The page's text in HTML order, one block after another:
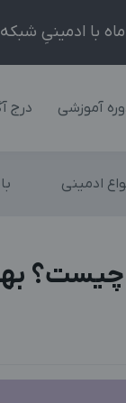
آموزشی درج
ادمینی
چیست؟